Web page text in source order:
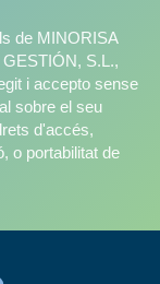
de MINORISA
S.L.,
i accepto sense
sobre el seu
d'accés,
o portabilitat de